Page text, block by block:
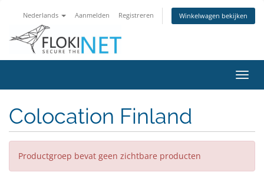
Nederlands Aanmelden Registreren Winkelwagen bekijken
in-/
Colocation Finland
Productgroep bevat geen zichtbare producten